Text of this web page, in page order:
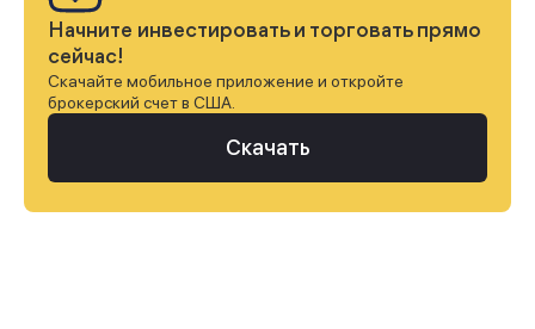
Начните инвестировать и торговать прямо
сейчас!
Скачайте мобильное приложение и откройте
брокерский счет в США.
Скачать